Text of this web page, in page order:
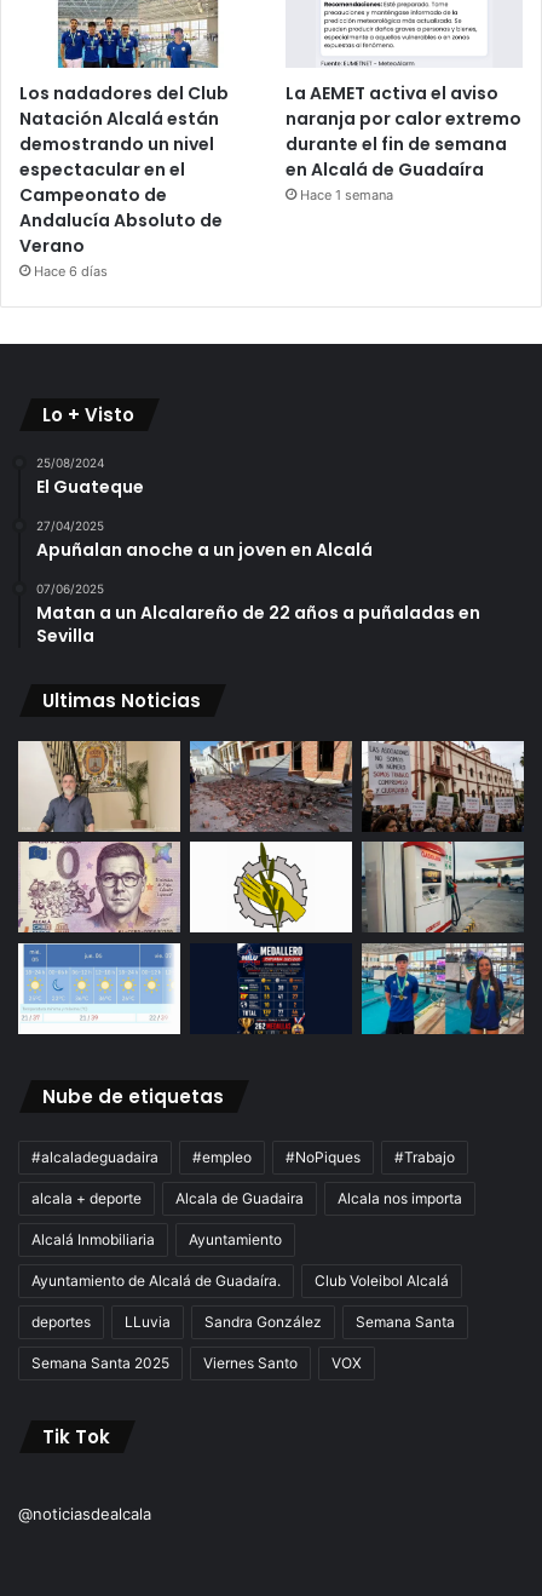
Los nadadores del Club
Natación Alcalá están
demostrando un nivel
espectacular en el
Campeonato de
Andalucía Absoluto de
Verano
Hace 6 días
La AEMET activa el aviso
naranja por calor extremo
durante el fin de semana
en Alcalá de Guadaíra
Hace 1 semana
Lo + Visto
25/08/2024
El Guateque
27/04/2025
Apuñalan anoche a un joven en Alcalá
07/06/2025
Matan a un Alcalareño de 22 años a puñaladas en
Sevilla
Ultimas Noticias
Nube de etiquetas
#alcaladeguadaira #empleo #NoPiques #Trabajo
alcala + deporte Alcala de Guadaira Alcala nos importa
Alcalá Inmobiliaria Ayuntamiento
Ayuntamiento de Alcalá de Guadaíra. Club Voleibol Alcalá
deportes LLuvia Sandra González Semana Santa
Semana Santa 2025 Viernes Santo VOX
Tik Tok
@noticiasdealcala